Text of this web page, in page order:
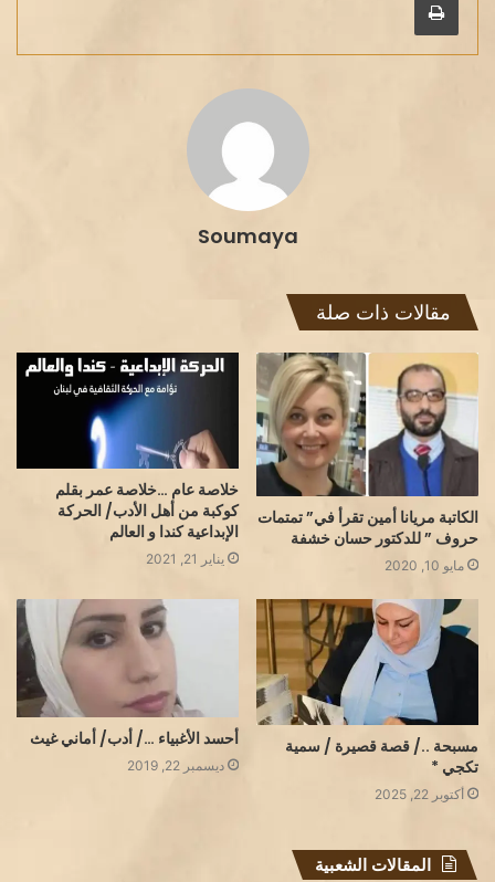
Soumaya
مقالات ذات صلة
الكاتبة مريانا أمين تقرأ في” تمتمات
حروف ” للدكتور حسان خشفة
مايو 10, 2020
خلاصة عام …خلاصة عمر بقلم
كوكبة من أهل الأدب/ الحركة
الإبداعية كندا و العالم
يناير 21, 2021
مسبحة ../ قصة قصيرة / سمية
تكجي *
أكتوبر 22, 2025
أحسد الأغبياء …/ أدب/ أماني غيث
ديسمبر 22, 2019
المقالات الشعبية